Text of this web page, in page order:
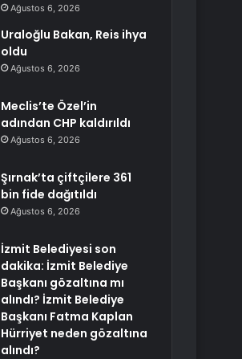
Ağustos 6, 2026
Uraloğlu Bakan, Reis ihya
oldu
Ağustos 6, 2026
Meclis’te Özel’in
adından CHP kaldırıldı
Ağustos 6, 2026
Şırnak’ta çiftçilere 361
bin fide dağıtıldı
Ağustos 6, 2026
İzmit Belediyesi son
dakika: İzmit Belediye
Başkanı gözaltına mı
alındı? İzmit Belediye
Başkanı Fatma Kaplan
Hürriyet neden gözaltına
alındı?